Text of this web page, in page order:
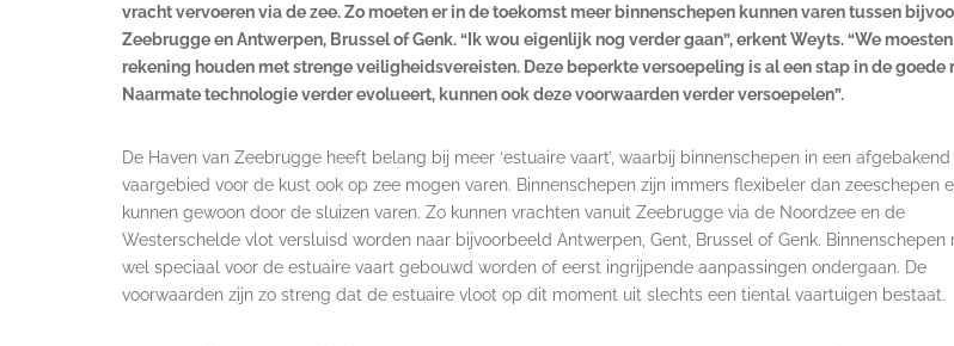
vracht vervoeren via de zee. Zo moeten er in de toekomst meer binnenschepen kunnen varen tussen
Zeebrugge en Antwerpen, Brussel of Genk. “Ik wou eigenlijk nog verder gaan”, erkent Weyts. “We
rekening houden met strenge veiligheidsvereisten. Deze beperkte versoepeling is al een stap in de goede
Naarmate technologie verder evolueert, kunnen ook deze voorwaarden verder versoepelen”.
De Haven van Zeebrugge heeft belang bij meer ‘estuaire vaart’, waarbij binnenschepen in een afgebakend
vaargebied voor de kust ook op zee mogen varen. Binnenschepen zijn immers flexibeler dan zeeschepen
kunnen gewoon door de sluizen varen. Zo kunnen vrachten vanuit Zeebrugge via de Noordzee en de
Westerschelde vlot versluisd worden naar bijvoorbeeld Antwerpen, Gent, Brussel of Genk. Binnenschepen
wel speciaal voor de estuaire vaart gebouwd worden of eerst ingrijpende aanpassingen ondergaan. De
voorwaarden zijn zo streng dat de estuaire vloot op dit moment uit slechts een tiental vaartuigen bestaat.